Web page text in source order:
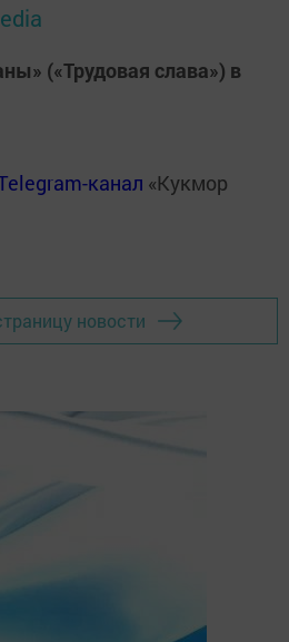
(«Трудовая слава») в
канал «Кукмор
новости